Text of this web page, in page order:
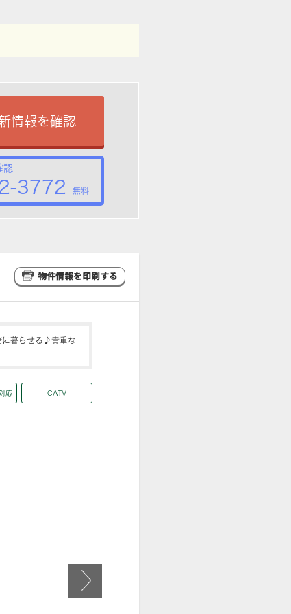
情報を確認
認
3772 無料
暮らせる♪貴重な
応 CATV